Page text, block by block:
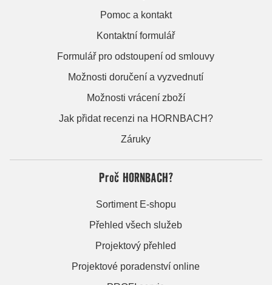
Pomoc a kontakt
Kontaktní formulář
Formulář pro odstoupení od smlouvy
Možnosti doručení a vyzvednutí
Možnosti vrácení zboží
Jak přidat recenzi na HORNBACH?
Záruky
Proč HORNBACH?
Sortiment E-shopu
Přehled všech služeb
Projektový přehled
Projektové poradenství online